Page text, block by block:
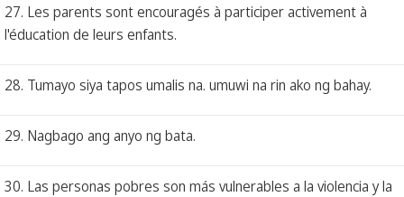
27. Les parents sont encouragés à participer activement à
l'éducation de leurs enfants.
28. Tumayo siya tapos umalis na. umuwi na rin ako ng bahay.
29. Nagbago ang anyo ng bata.
30. Las personas pobres son más vulnerables a la violencia y la